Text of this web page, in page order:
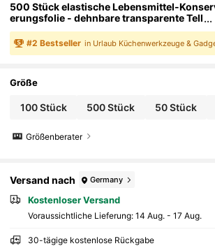
500 Stück elastische Lebensmittel-
erungsfolie - dehnbare transparente Tell
erabdeckungen, wiederverwendbar, mul
tifunktional, geruchlose Küchenfolie,
icht, geeignet für Zuhause, Restaurant,
rverwendbare Kunststofffolie,
#2 Bestseller in Urlaub Küchenwerkzeuge &
Größe
100 Stück 500 Stück 50 Stück
Größenberater
Versand nach Germany
Kostenloser Versand
Voraussichtliche Lieferung: 14 Aug. - 17 Aug.
30-tägige kostenlose Rückgabe